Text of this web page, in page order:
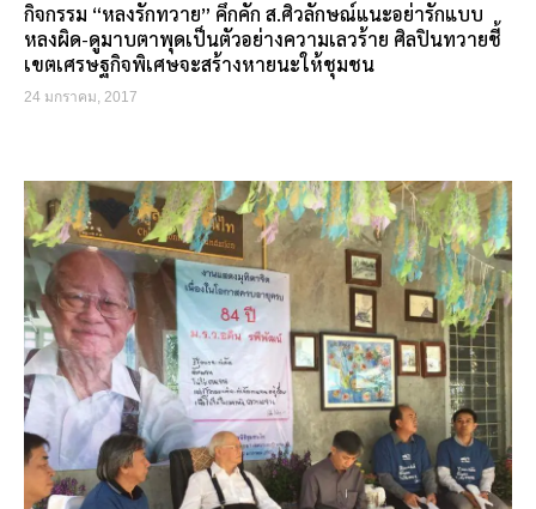
กิจกรรม “หลงรักทวาย” คึกคัก ส.ศิวลักษณ์แนะอย่ารักแบบ
หลงผิด-ดูมาบตาพุดเป็นตัวอย่างความเลวร้าย ศิลปินทวายชี้
เขตเศรษฐกิจพิเศษจะสร้างหายนะให้ชุมชน
24 มกราคม, 2017